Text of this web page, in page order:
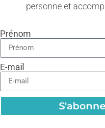
personne et
Prénom
E-mail